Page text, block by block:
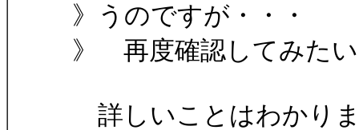
》うのですが・・・
》 再度確認してみた
詳しいことはわかり